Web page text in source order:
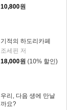
10,800원
기적의 하도리카페
조세핀 저
18,000원 (10% 할인)
우리, 다음 생에 만날
까요?